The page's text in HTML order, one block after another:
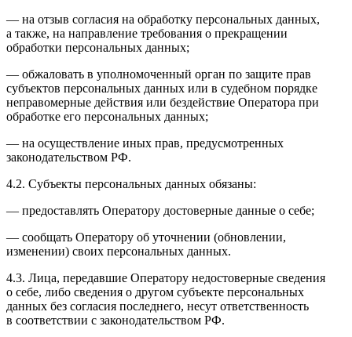
— на отзыв согласия на обработку персональных данных,
а также, на направление требования о прекращении
обработки персональных данных;
— обжаловать в уполномоченный орган по защите прав
субъектов персональных данных или в судебном порядке
неправомерные действия или бездействие Оператора при
обработке его персональных данных;
— на осуществление иных прав, предусмотренных
законодательством РФ.
4.2. Субъекты персональных данных обязаны:
— предоставлять Оператору достоверные данные о себе;
— сообщать Оператору об уточнении (обновлении,
изменении) своих персональных данных.
4.3. Лица, передавшие Оператору недостоверные сведения
о себе, либо сведения о другом субъекте персональных
данных без согласия последнего, несут ответственность
в соответствии с законодательством РФ.